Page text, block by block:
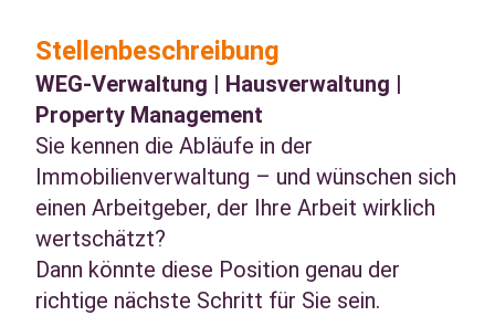
Stellenbeschreibung
WEG-Verwaltung | Hausverwaltung |
Property Management
Sie kennen die Abläufe in der
Immobilienverwaltung – und wünschen sich
einen Arbeitgeber, der Ihre Arbeit wirklich
wertschätzt?
Dann könnte diese Position genau der
richtige nächste Schritt für Sie sein.